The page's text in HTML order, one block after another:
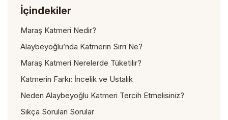
İçindekiler
Maraş Katmeri Nedir?
Alaybeyoğlu’nda Katmerin Sırrı Ne?
Maraş Katmeri Nerelerde Tüketilir?
Katmerin Farkı: İncelik ve Ustalık
Neden Alaybeyoğlu Katmeri Tercih Etmelisiniz?
Sıkça Sorulan Sorular